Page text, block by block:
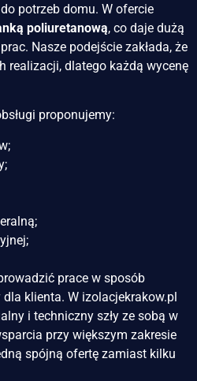
potrzeb domu. W ofercie
poliuretanową, co daje dużą
Nasze podejście zakłada, że
realizacji, dlatego każdą wycenę
proponujemy:
prace w sposób
klienta. W izolacjekrakow.pl
i techniczny szły ze sobą w
przy większym zakresie
spójną ofertę zamiast kilku